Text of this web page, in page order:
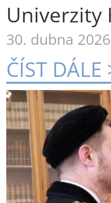
Univerzity
30. dubna 2026
ČÍST DÁLE